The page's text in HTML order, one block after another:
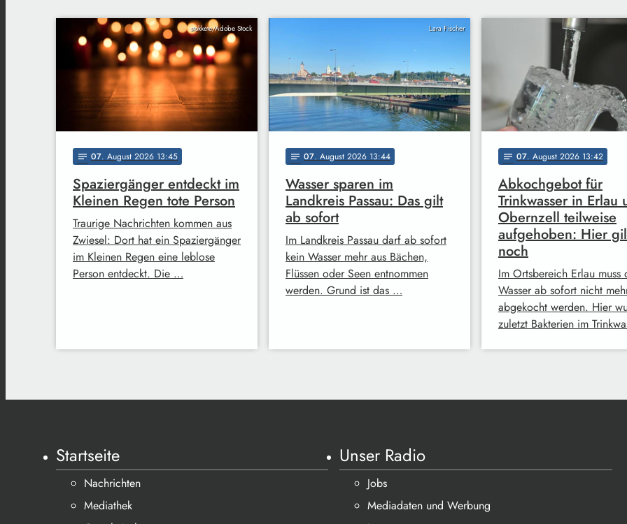
stokkete/Adobe Stock
notes 07. August 2026 13:45
Spaziergänger entdeckt im
Kleinen Regen tote Person
Traurige Nachrichten kommen aus
Zwiesel: Dort hat ein Spaziergänger
im Kleinen Regen eine leblose
Person entdeckt. Die …
Lara Fischer
notes 07. August 2026 13:44
Wasser sparen im
Landkreis Passau: Das gilt
ab sofort
Im Landkreis Passau darf ab sofort
kein Wasser mehr aus Bächen,
Flüssen oder Seen entnommen
werden. Grund ist das …
notes 07. August 2026 13:42
Abkochgebot für
Trinkwasser in Erlau
Obernzell teilweise
aufgehoben: Hier
noch
Im Ortsbereich Erlau muss
Wasser ab sofort nicht
abgekocht werden. Hier
zuletzt Bakterien im
Startseite
Nachrichten
Mediathek
Unser Radio
Jobs
Mediadaten und Werbung